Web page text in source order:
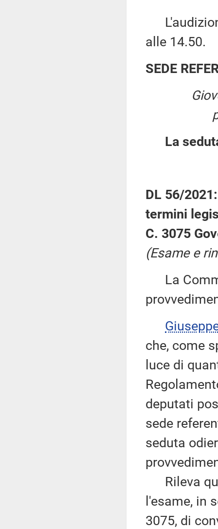
alle 14.50.
SEDE
La
DL 56/
termini
C. 3075
(Esame e
La
che, come
luce di
deputati
sede
seduta
Rileva
l'esame, in
3075, di